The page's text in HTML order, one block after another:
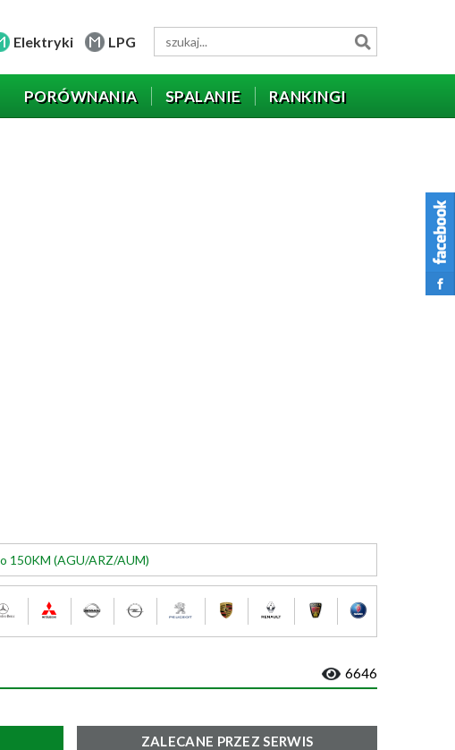
Elektryki LPG
PORÓWNANIA SPALANIE RANKINGI
150KM (AGU/ARZ/AUM)
6646
ZALECANE PRZEZ SERWIS